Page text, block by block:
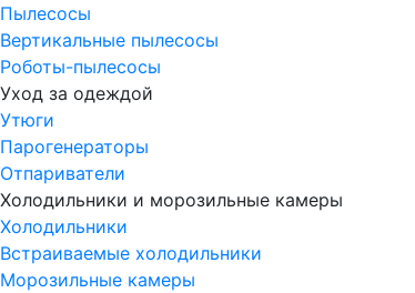
Пылесосы
Вертикальные пылесосы
Роботы-пылесосы
Уход за одеждой
Утюги
Парогенераторы
Отпариватели
Холодильники и морозильные камеры
Холодильники
Встраиваемые холодильники
Морозильные камеры